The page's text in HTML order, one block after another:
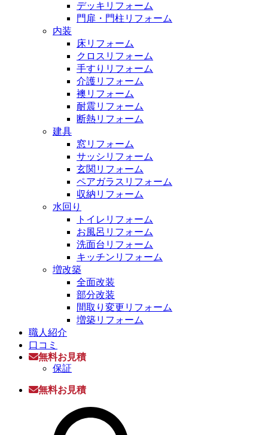
デッキリフォーム
門扉・門柱リフォーム
内装
床リフォーム
クロスリフォーム
手すりリフォーム
介護リフォーム
襖リフォーム
耐震リフォーム
断熱リフォーム
建具
窓リフォーム
サッシリフォーム
玄関リフォーム
ペアガラスリフォーム
収納リフォーム
水回り
トイレリフォーム
お風呂リフォーム
洗面台リフォーム
キッチンリフォーム
増改築
全面改装
部分改装
間取り変更リフォーム
増築リフォーム
職人紹介
口コミ
無料お見積
保証
無料お見積